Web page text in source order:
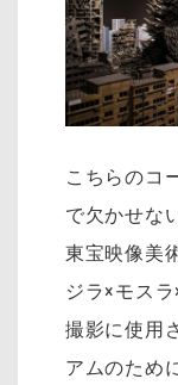
こちらのコ
で欠かせな
東宝映像美
ジラ×モス
撮影に使用
アムのため